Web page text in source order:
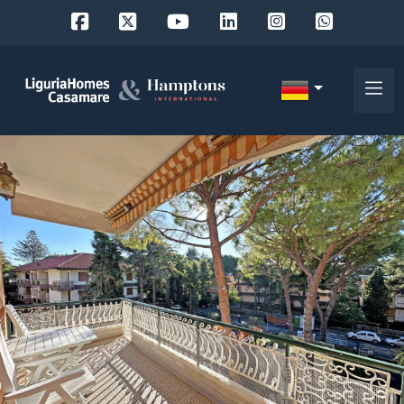
FR
RU
Über
uns
Unsere
Dienstleistungen
suchen
Sie?
Provinz
Ort